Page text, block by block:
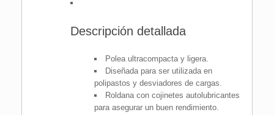
Descripción detallada
Polea ultracompacta y ligera.
Diseñada para ser utilizada en
polipastos y desviadores de cargas.
Roldana con cojinetes autolubricantes
para asegurar un buen rendimiento.